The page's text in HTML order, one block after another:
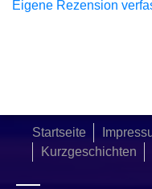
Eigene Rezension
Startseite
Kurzgeschichten